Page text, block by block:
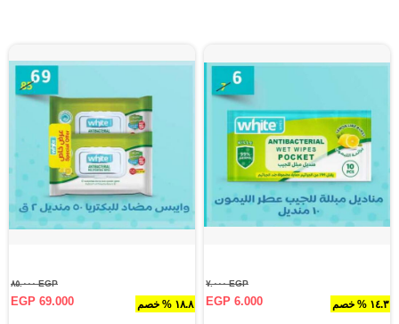
١٤.٣ % خصم
EGP ٧.٠٠٠
EGP 6.000 ١٨.٨ % خصم
EGP ٨٥.٠٠٠
EGP 69.000